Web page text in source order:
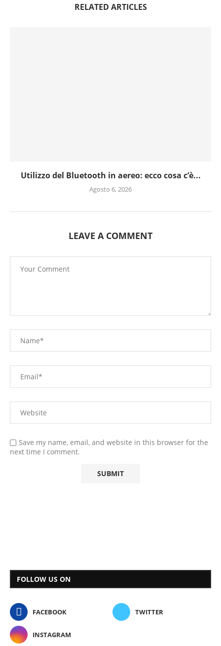
RELATED ARTICLES
Utilizzo del Bluetooth in aereo: ecco cosa c’è...
Agosto 6, 2026
LEAVE A COMMENT
Save my name, email, and website in this browser for the
next time I comment.
FOLLOW US ON
FACEBOOK TWITTER
INSTAGRAM